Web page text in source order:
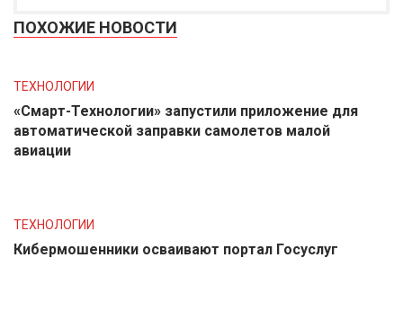
ПОХОЖИЕ НОВОСТИ
ТЕХНОЛОГИИ
«Смарт-Технологии» запустили приложение для
автоматической заправки самолетов малой
авиации
ТЕХНОЛОГИИ
Кибермошенники осваивают портал Госуслуг